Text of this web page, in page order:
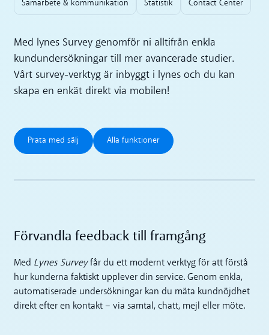
Samarbete & kommunikation Statistik Contact Center
Med lynes Survey genomför ni alltifrån enkla
kundundersökningar till mer avancerade studier.
Vårt survey-verktyg är inbyggt i lynes och du kan
skapa en enkät direkt via mobilen!
Prata med sälj
Prata med sälj
Alla funktioner
Alla funktioner
Förvandla feedback till framgång
Med Lynes Surveyfår du ett modernt verktyg för att förstå
hur kunderna faktiskt upplever din service. Genom enkla,
automatiserade undersökningar kan du mäta kundnöjdhet
direkt efter en kontakt – via samtal, chatt, mejl eller möte.